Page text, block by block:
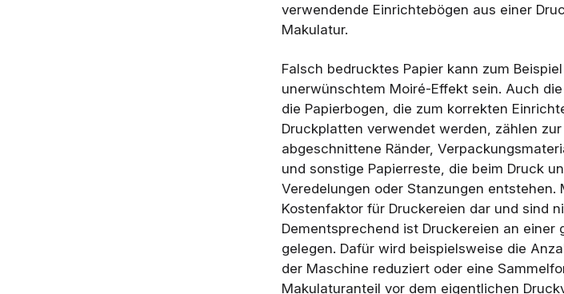
verwendende Einrichtebögen aus einer
Makulatur.
Falsch bedrucktes Papier kann zum
unerwünschtem Moiré-Effekt sein. Auch
die Papierbogen, die zum korrekten
Druckplatten verwendet werden, zählen
abgeschnittene Ränder,
und sonstige Papierreste, die beim Druck
Veredelungen oder Stanzungen
Kostenfaktor für Druckereien dar und sind
Dementsprechend ist Druckereien an
gelegen. Dafür wird beispielsweise die
der Maschine reduziert oder eine
Makulaturanteil vor dem eigentlichen